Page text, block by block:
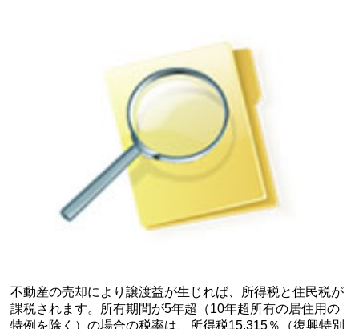
不動産の売却により譲渡益が生じれば、所得税と住民税が
課税されます。所有期間が5年超（10年超所有の居住用の
特例を除く）の場合の税率は、所得税15.315％（復興特別